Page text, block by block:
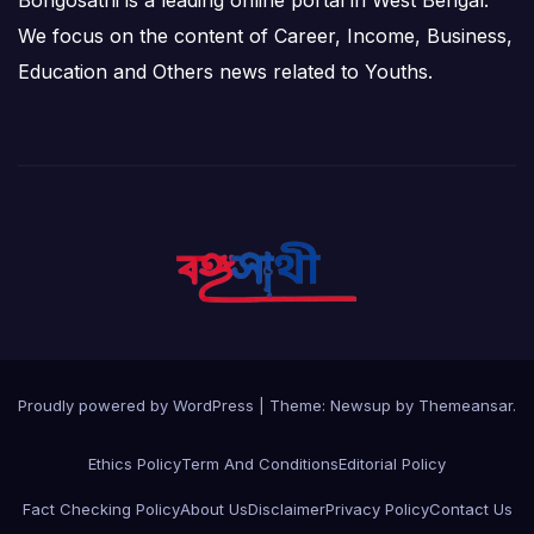
We focus on the content of Career, Income, Business,
Education and Others news related to Youths.
Proudly powered by WordPress Theme: Newsup by Themeansar.
Ethics PolicyTerm And ConditionsEditorial Policy
Fact Checking PolicyAbout UsDisclaimerPrivacy PolicyContact Us